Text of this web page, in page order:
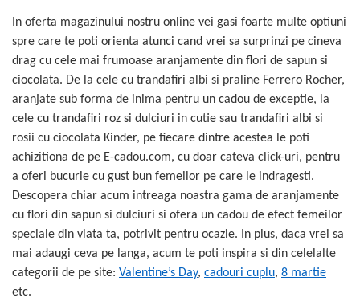
In oferta magazinului nostru online vei gasi foarte multe optiuni
spre care te poti orienta atunci cand vrei sa surprinzi pe cineva
drag cu cele mai frumoase aranjamente din flori de sapun si
ciocolata. De la cele cu trandafiri albi si praline Ferrero Rocher,
aranjate sub forma de inima pentru un cadou de exceptie, la
cele cu trandafiri roz si dulciuri in cutie sau trandafiri albi si
rosii cu ciocolata Kinder, pe fiecare dintre acestea le poti
achizitiona de pe E-cadou.com, cu doar cateva click-uri, pentru
a oferi bucurie cu gust bun femeilor pe care le indragesti.
Descopera chiar acum intreaga noastra gama de aranjamente
cu flori din sapun si dulciuri si ofera un cadou de efect femeilor
speciale din viata ta, potrivit pentru ocazie. In plus, daca vrei sa
mai adaugi ceva pe langa, acum te poti inspira si din celelalte
categorii de pe site: Valentine’s Day, cadouri cuplu, 8 martie
etc.